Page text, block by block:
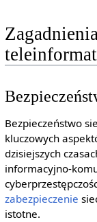
Bezpieczeństwo
kluczowych
dzisiejszych
informacyjno-
zabezpieczenie
istotne.